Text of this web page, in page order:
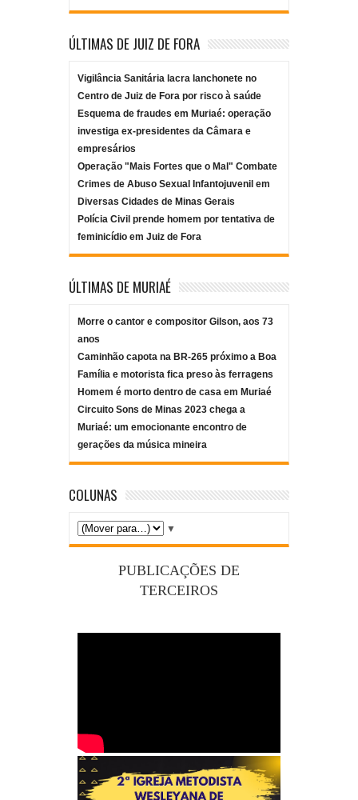
ÚLTIMAS DE JUIZ DE FORA
Vigilância Sanitária lacra lanchonete no
Centro de Juiz de Fora por risco à saúde
Esquema de fraudes em Muriaé: operação
investiga ex-presidentes da Câmara e
empresários
Operação "Mais Fortes que o Mal" Combate
Crimes de Abuso Sexual Infantojuvenil em
Diversas Cidades de Minas Gerais
Polícia Civil prende homem por tentativa de
feminicídio em Juiz de Fora
ÚLTIMAS DE MURIAÉ
Morre o cantor e compositor Gilson, aos 73
anos
Caminhão capota na BR-265 próximo a Boa
Família e motorista fica preso às ferragens
Homem é morto dentro de casa em Muriaé
Circuito Sons de Minas 2023 chega a
Muriaé: um emocionante encontro de
gerações da música mineira
COLUNAS
▼
PUBLICAÇÕES DE
TERCEIROS